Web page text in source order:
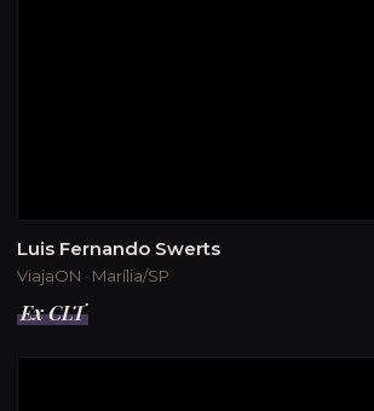
Luis Fernando Swerts
ViajaON · Marília/SP
Ex CLT